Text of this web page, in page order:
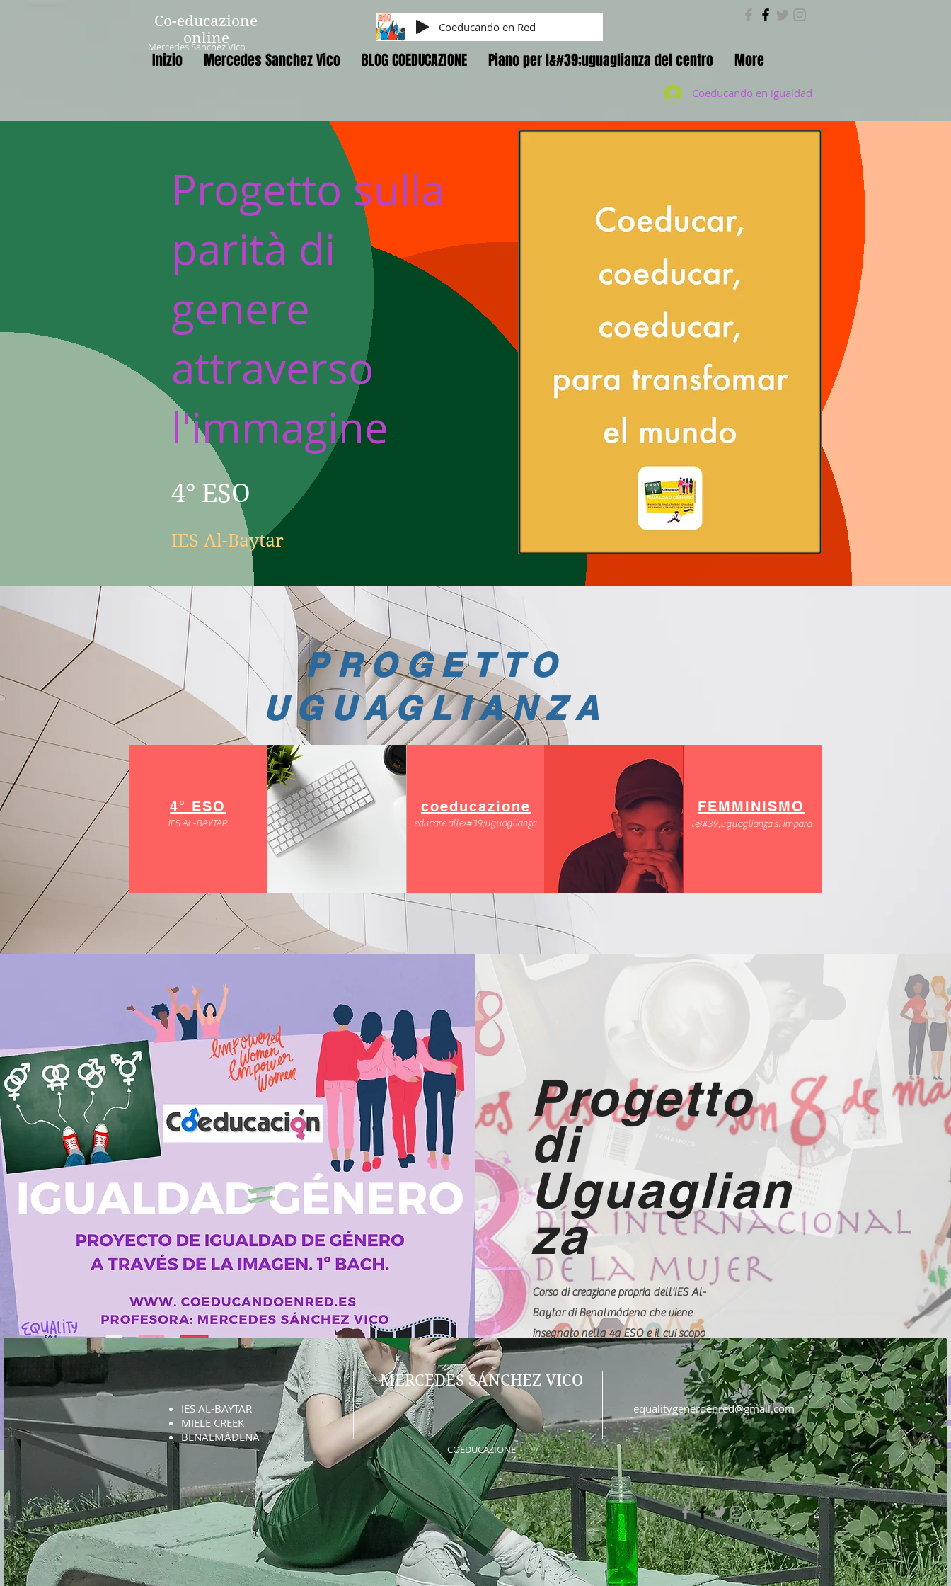
Co-educazione
online
Mercedes Sanchez Vico
Inizio Mercedes Sanchez Vico BLOG COEDUCAZIONE Piano per l&#39;uguaglianza del centro More
Coeducando en igualdad
Coeducando en Red
Progetto sulla
parità di
genere
attraverso
l'immagine
4° ESO
IES Al-Baytar
PROGETTO
UGUAGLIANZA
4° ESO
IES AL-BAYTAR
coeducazione
educare all&#39;uguaglianza
FEMMINISMO
l&#39;uguaglianza si impara
Progetto
di
Uguaglian
za
Corso di creazione propria dell'IES Al-
Baytar di Benalmádena che viene
insegnato nella 4a ESO e il cui scopo
principale è educare ai valori
nell'uguaglianza.
IES AL-BAYTAR
MIELE CREEK
BENALMÁDENA
MERCEDES SÁNCHEZ VICO
COEDUCAZIONE
equalitygeneroenred@gmail.com